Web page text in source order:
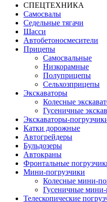
СПЕЦТЕХНИКА
Самосвалы
Седельные тягачи
Шасси
Автобетоно­смесители
Прицепы
Самосвальные
Низкорамные
Полуприцепы
Сельхозприцепы
Экскаваторы
Колесные
Гусеничные
Экскаваторы-
Катки дорожные
Автогрейдеры
Бульдозеры
Автокраны
Фронтальные
Мини-погрузчики
Колесные мини-
Гусеничные мини-
Телескопические